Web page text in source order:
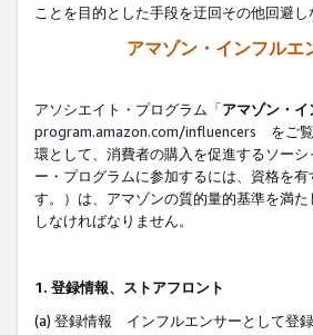
ことを目的とした手段を迂回その他回避し
アマゾン・インフルエ
アソシエイト・プログラム「アマゾン・
program.amazon.com/influencers をご覧
環として、消費者の購入を促進するソー
ー・プログラムに参加するには、資格を
す。）は、アマゾンの質的量的基準を満た
しなければなりません。
1. 登録情報、ストアフロント
(a) 登録情報 インフルエンサーとして登